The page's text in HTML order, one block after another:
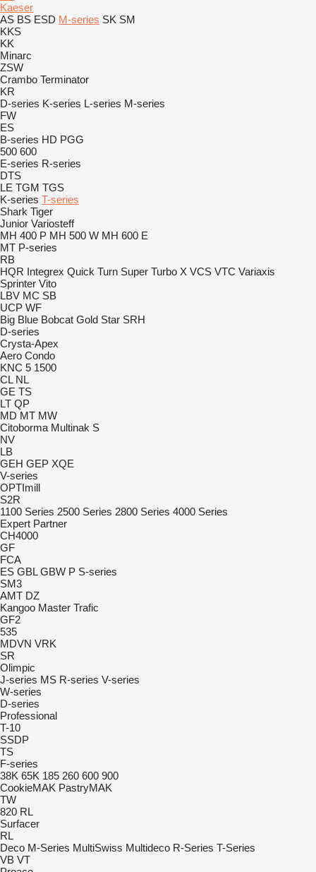
Kaeser
AS BS ESD M-series SK SM
KKS
KK
Minarc
ZSW
Crambo Terminator
KR
D-series K-series L-series M-series
FW
ES
B-series HD PGG
500 600
E-series R-series
DTS
LE TGM TGS
K-series T-series
Shark Tiger
Junior Variosteff
MH 400 P MH 500 W MH 600 E
MT P-series
RB
HQR Integrex Quick Turn Super Turbo X VCS VTC Variaxis
Sprinter Vito
LBV MC SB
UCP WF
Big Blue Bobcat Gold Star SRH
D-series
Crysta-Apex
Aero Condo
KNC 5 1500
CL NL
GE TS
LT QP
MD MT MW
Citoborma Multinak S
NV
LB
GEH GEP XQE
V-series
OPTImill
S2R
1100 Series 2500 Series 2800 Series 4000 Series
Expert Partner
CH4000
GF
FCA
ES GBL GBW P S-series
SM3
AMT DZ
Kangoo Master Trafic
GF2
535
MDVN VRK
SR
Olimpic
J-series MS R-series V-series
W-series
D-series
Professional
T-10
SSDP
TS
F-series
38K 65K 185 260 600 900
CookieMAK PastryMAK
TW
820 RL
Surfacer
RL
Deco M-Series MultiSwiss Multideco R-Series T-Series
VB VT